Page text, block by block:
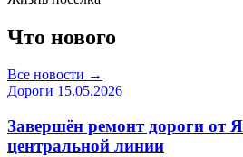
Что нового
Все новости →
Дороги 15.05.2026
Завершён ремонт дороги от
центральной линии